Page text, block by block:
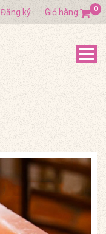
Đăng ký Giỏ hàng 0